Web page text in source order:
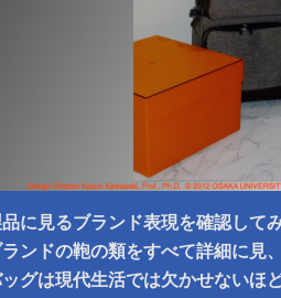
に見るブランド表現を確認して
ンドの鞄の類をすべて詳細に見
グは現代生活では欠かせないほ